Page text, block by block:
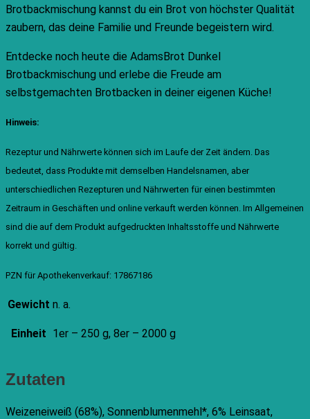
Brotbackmischung kannst du ein Brot von höchster Qualität
zaubern, das deine Familie und Freunde begeistern wird.
Entdecke noch heute die AdamsBrot Dunkel
Brotbackmischung und erlebe die Freude am
selbstgemachten Brotbacken in deiner eigenen Küche!
Hinweis:
Rezeptur und Nährwerte können sich im Laufe der Zeit ändern. Das
bedeutet, dass Produkte mit demselben Handelsnamen, aber
unterschiedlichen Rezepturen und Nährwerten für einen bestimmten
Zeitraum in Geschäften und online verkauft werden können. Im Allgemeinen
sind die auf dem Produkt aufgedruckten Inhaltsstoffe und Nährwerte
korrekt und gültig.
PZN für Apothekenverkauf: 17867186
Gewicht n. a.
Einheit 1er – 250 g, 8er – 2000 g
Zutaten
Weizeneiweiß (68%), Sonnenblumenmehl*, 6% Leinsaat,